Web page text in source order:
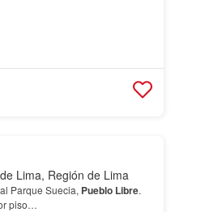
Lima, Región de Lima
Parque Suecia, Pueblo Libre.
piso…